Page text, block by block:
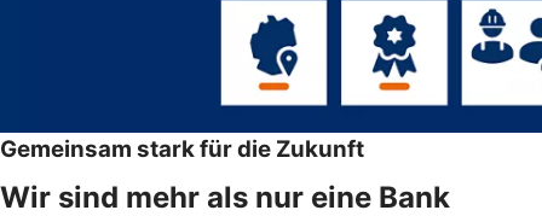
Gemeinsam stark für die Zukunft
Wir sind mehr als nur eine Bank